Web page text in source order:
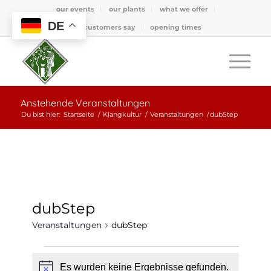
our events our plants what we offer
what customers say opening times
Anstehende Veranstaltungen
Du bist hier: Startseite / Klangkultur / Veranstaltungen /dubStep
dubStep
Veranstaltungen dubStep
Veranstaltungen
Es wurden keine Ergebnisse gefunden.
DE